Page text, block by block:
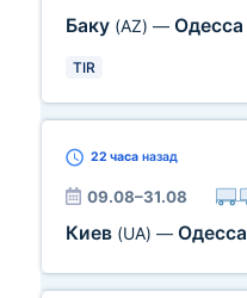
Баку (AZ) — Одесса
TIR
22 часа назад
09.08–31.08
Киев (UA) — Одесса